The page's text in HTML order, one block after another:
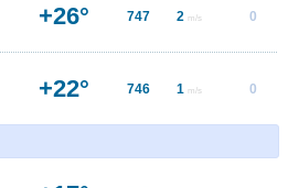
+26° 747 2 m/s 0
+22° 746 1 m/s 0